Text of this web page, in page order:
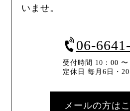
いませ。
06-
受付時間 10：00 〜
定休日 毎月6日・20
メールの方は